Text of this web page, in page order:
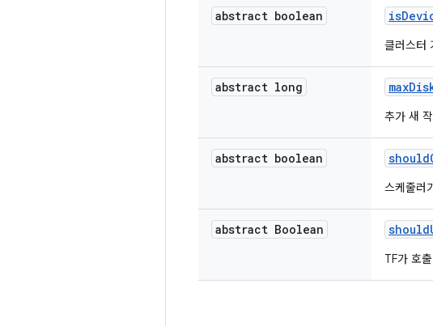
abstract boolean is
클러스터
abstract long max
추가 새
abstract boolean should
스케줄러
abstract Boolean should
TF가 호